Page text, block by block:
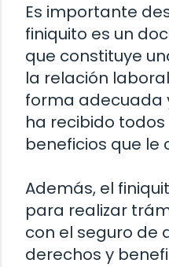
Es importante
finiquito es un
que constituye
la relación
forma adecuada
ha recibido
beneficios que le
Además, el
para realizar
con el seguro de
derechos y